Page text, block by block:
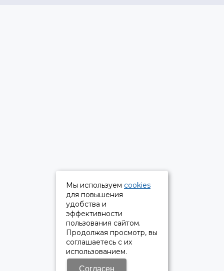
Мы используем cookies
для повышения
удобства и
эффективности
пользования сайтом.
Продолжая просмотр, вы
соглашаетесь с их
использованием.
Согласен